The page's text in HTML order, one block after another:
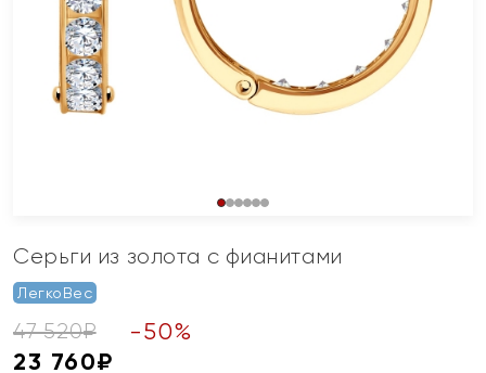
Серьги из золота с фианитами
ЛегкоВес
47 520₽ -50%
23 760₽